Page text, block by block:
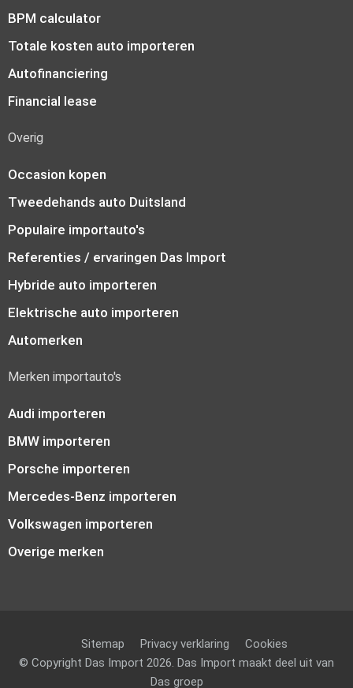
BPM calculator
Totale kosten auto importeren
Autofinanciering
Financial lease
Overig
Occasion kopen
Tweedehands auto Duitsland
Populaire importauto's
Referenties / ervaringen Das Import
Hybride auto importeren
Elektrische auto importeren
Automerken
Merken importauto's
Audi importeren
BMW importeren
Porsche importeren
Mercedes-Benz importeren
Volkswagen importeren
Overige merken
Sitemap Privacy verklaring
Cookies
© Copyright Das Import 2026. Das Import maakt deel uit van
Das groep